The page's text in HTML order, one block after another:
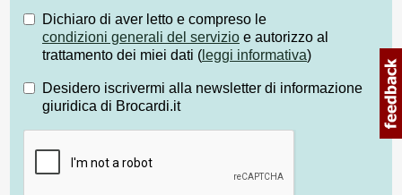
Dichiaro di aver letto e compreso le
condizioni generali del servizio e autorizzo al
trattamento dei miei dati ( leggi informativa)
Desidero iscrivermi alla newsletter di informazione
giuridica di Brocardi.it